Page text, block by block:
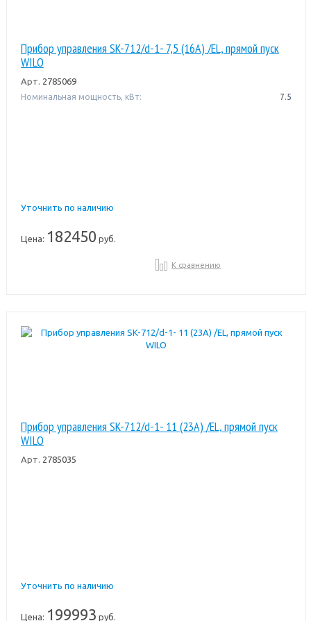
Прибор управления SK-712/d-1- 7,5 (16A) /EL, прямой пуск
WILO
Арт. 2785069
Номинальная мощность, кВт: 7.5
Уточнить по наличию
Цена: 182450 руб.
К сравнению
Прибор управления SK-712/d-1- 11 (23A) /EL, прямой пуск
WILO
Арт. 2785035
Уточнить по наличию
Цена: 199993 руб.